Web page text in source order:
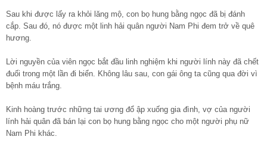
Sau khi được lấy ra khỏi lăng mộ, con bọ hung bằng ngọc đã bị đánh
cắp. Sau đó, nó được một linh hải quân người Nam Phi đem trở về quê
hương.
Lời nguyền của viên ngọc bắt đầu linh nghiệm khi người lính này đã chết
đuối trong một lần đi biển. Không lâu sau, con gái ông ta cũng qua đời vì
bệnh máu trắng.
Kinh hoàng trước những tai ương đổ ập xuống gia đình, vợ của người
lính hải quân đã bán lại con bọ hung bằng ngọc cho một người phụ nữ
Nam Phi khác.